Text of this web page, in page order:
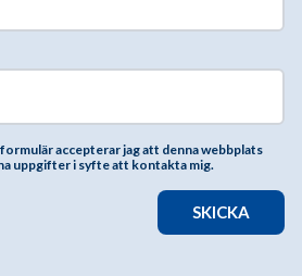
accepterar jag att denna webbplats
uppgifter i syfte att kontakta mig.
SKICKA